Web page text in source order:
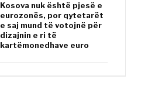
Kosova nuk është pjesë e
eurozonës, por qytetarët
e saj mund të votojnë për
dizajnin e ri të
kartëmonedhave euro